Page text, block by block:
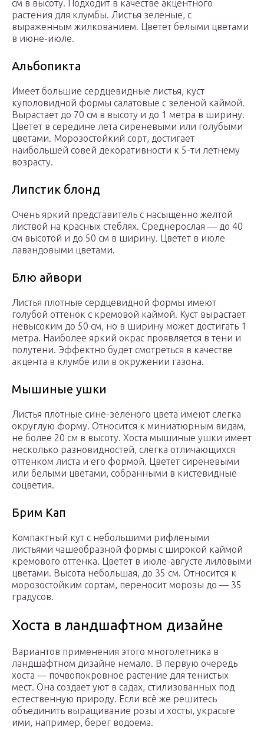
см в высоту. Подходит в качестве акцентного
растения для клумбы. Листья зеленые, с
выраженным жилкованием. Цветет белыми цветами
в июне-июле.
Альбопикта
Имеет большие сердцевидные листья, куст
куполовидной формы салатовые с зеленой каймой.
Вырастает до 70 см в высоту и до 1 метра в ширину.
Цветет в середине лета сиреневыми или голубыми
цветами. Морозостойкий сорт, достигает
наибольшей совей декоративности к 5-ти летнему
возрасту.
Липстик блонд
Очень яркий представитель с насыщенно желтой
листвой на красных стеблях. Среднерослая — до 40
см высотой и до 50 см в ширину. Цветет в июле
лавандовыми цветами.
Блю айвори
Листья плотные сердцевидной формы имеют
голубой оттенок с кремовой каймой. Куст вырастает
невысоким до 50 см, но в ширину может достигать 1
метра. Наиболее яркий окрас проявляется в тени и
полутени. Эффектно будет смотреться в качестве
акцента в клумбе или в окружении газона.
Мышиные ушки
Листья плотные сине-зеленого цвета имеют слегка
округлую форму. Относится к миниатюрным видам,
не более 20 см в высоту. Хоста мышиные ушки имеет
несколько разновидностей, слегка отличающихся
оттенком листа и его формой. Цветет сиреневыми
или белыми цветами, собранными в кистевидные
соцветия.
Брим Кап
Компактный кут с небольшими рифлеными
листьями чашеобразной формы с широкой каймой
кремового оттенка. Цветет в июле-августе лиловыми
цветами. Высота небольшая, до 35 см. Относится к
морозостойким сортам, переносит морозы до — 35
градусов.
Хоста в ландшафтном дизайне
Вариантов применения этого многолетника в
ландшафтном дизайне немало. В первую очередь
хоста — почвопокровное растение для тенистых
мест. Она создает уют в садах, стилизованных под
естественную природу. Если всё же решитесь
объединить выращивание розы и хосты, украсьте
ими, например, берег водоема.